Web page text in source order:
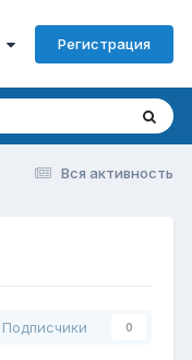
Регистрация
Вся активность
Подписчики 0